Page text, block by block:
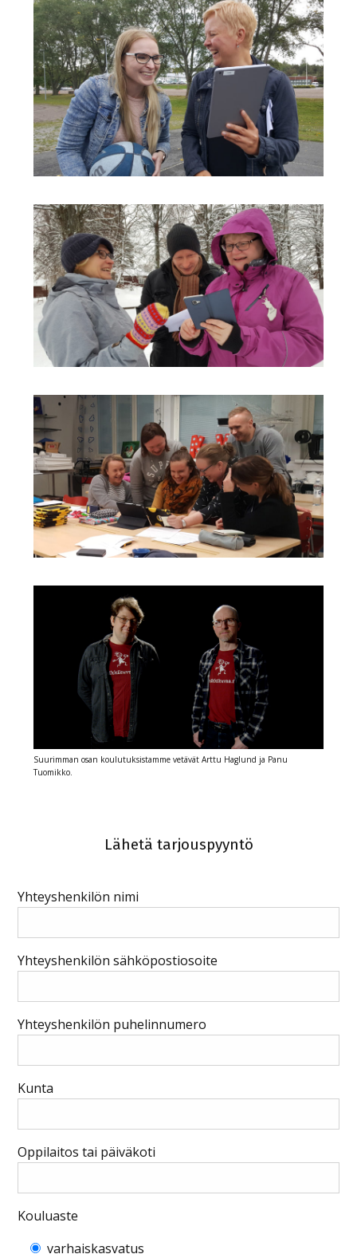
Suurimman osan koulutuksistamme vetävät Arttu Haglund ja Panu
Tuomikko.
Lähetä tarjouspyyntö
Yhteyshenkilön nimi
Yhteyshenkilön sähköpostiosoite
Yhteyshenkilön puhelinnumero
Kunta
Oppilaitos tai päiväkoti
Kouluaste
varhaiskasvatus